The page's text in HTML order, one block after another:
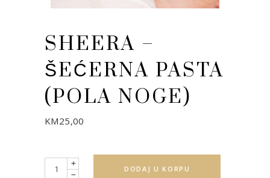
SHEERA –
ŠEĆERNA PASTA
(POLA NOGE)
KM25,00
Quantity DODAJ U KORPU